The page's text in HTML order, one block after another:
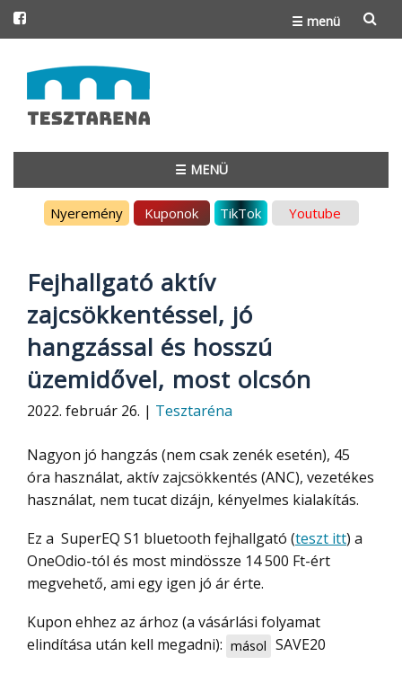
☰ menü
to
content
☰ MENÜ
Nyeremény Kuponok TikTok Youtube
Fejhallgató aktív
zajcsökkentéssel, jó
hangzással és hosszú
üzemidővel, most olcsón
2022. február 26. | Tesztaréna
Nagyon jó hangzás (nem csak zenék esetén), 45
óra használat, aktív zajcsökkentés (ANC), vezetékes
használat, nem tucat dizájn, kényelmes kialakítás.
Ez a SuperEQ S1 bluetooth fejhallgató (teszt itt) a
OneOdio-tól és most mindössze 14 500 Ft-ért
megvehető, ami egy igen jó ár érte.
Kupon ehhez az árhoz (a vásárlási folyamat
elindítása után kell megadni): másol SAVE20